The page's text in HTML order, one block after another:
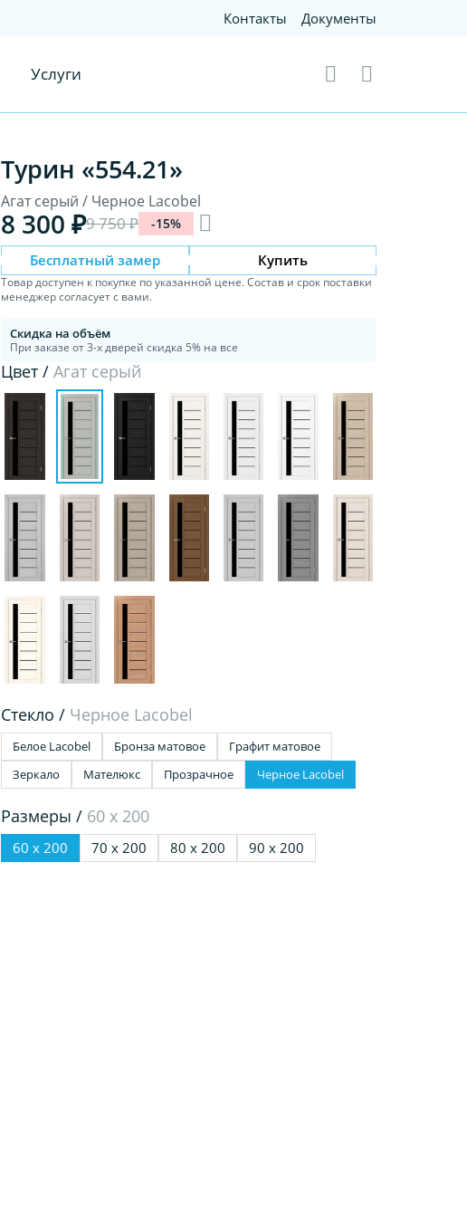
Контакты Документы
Услуги
Турин «554.21»
Агат серый / Черное Lacobel
8 300 ₽9 750 ₽ -15%
Бесплатный замер Купить
Товар доступен к покупке по указанной цене. Состав и срок поставки
менеджер согласует с вами.
Скидка на объём
При заказе от 3-х дверей скидка 5% на все
Цвет /Агат серый
Стекло / Черное Lacobel
Белое Lacobel Бронза матовое
Графит матовое
Зеркало
Мателюкс Прозрачное Черное Lacobel
Размеры / 60 х 200
60 х 200 70 х 200 80 х 200 90 х 200